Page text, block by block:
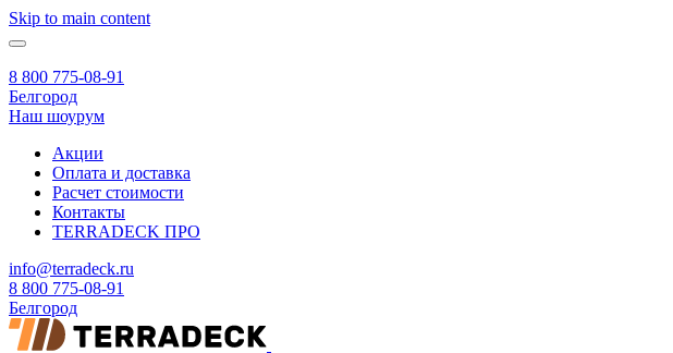
Skip to main content
8 800 775-08-91
Белгород
Наш шоурум
Акции
Оплата и доставка
Расчет стоимости
Контакты
TERRADECK ПРО
info@terradeck.ru
8 800 775-08-91
Белгород